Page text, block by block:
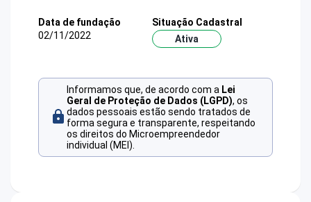
Data de fundação
02/11/2022
Situação Cadastral
Ativa
Informamos que, de acordo com a Lei
Geral de Proteção de Dados (LGPD), os
dados pessoais estão sendo tratados de
forma segura e transparente, respeitando
os direitos do Microempreendedor
individual (MEI).